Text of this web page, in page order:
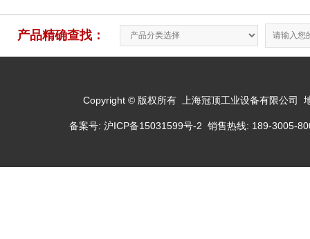
产品精确查找：
Copyright © 版权所有 上海冠顶工业设备有限公司
备案号: 沪ICP备15031599号-2 销售热线: 189-3005-